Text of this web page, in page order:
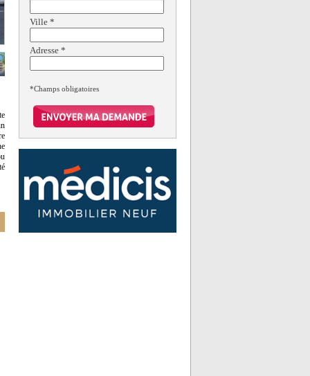
Ville *
Adresse *
*Champs obligatoires